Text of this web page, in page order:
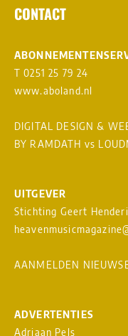
CONTACT
T 0251 25 79 24
www.aboland.nl
DIGITAL DESIGN &
BY RAMDATH vs
UITGEVER
Stichting Geert
AANMELDEN
ADVERTENTIES
Adriaan Pels